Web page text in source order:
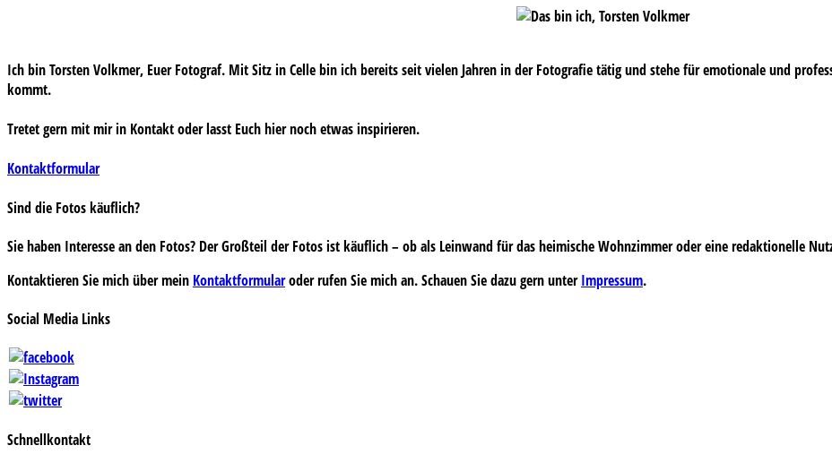
Ich bin Torsten Volkmer, Euer Fotograf. Mit Sitz in Celle bin ich bereits seit vielen Jahren in der Fotografie tätig und stehe für emotionale und
kommt.
Tretet gern mit mir in Kontakt oder lasst Euch hier noch etwas inspirieren.
Kontaktformular
Sind die Fotos käuflich?
Sie haben Interesse an den Fotos? Der Großteil der Fotos ist käuflich – ob als Leinwand für das heimische Wohnzimmer oder eine redaktionelle
Kontaktieren Sie mich über mein Kontaktformularoder rufen Sie mich an. Schauen Sie dazu gern unterImpressum.
Social Media Links
Schnellkontakt